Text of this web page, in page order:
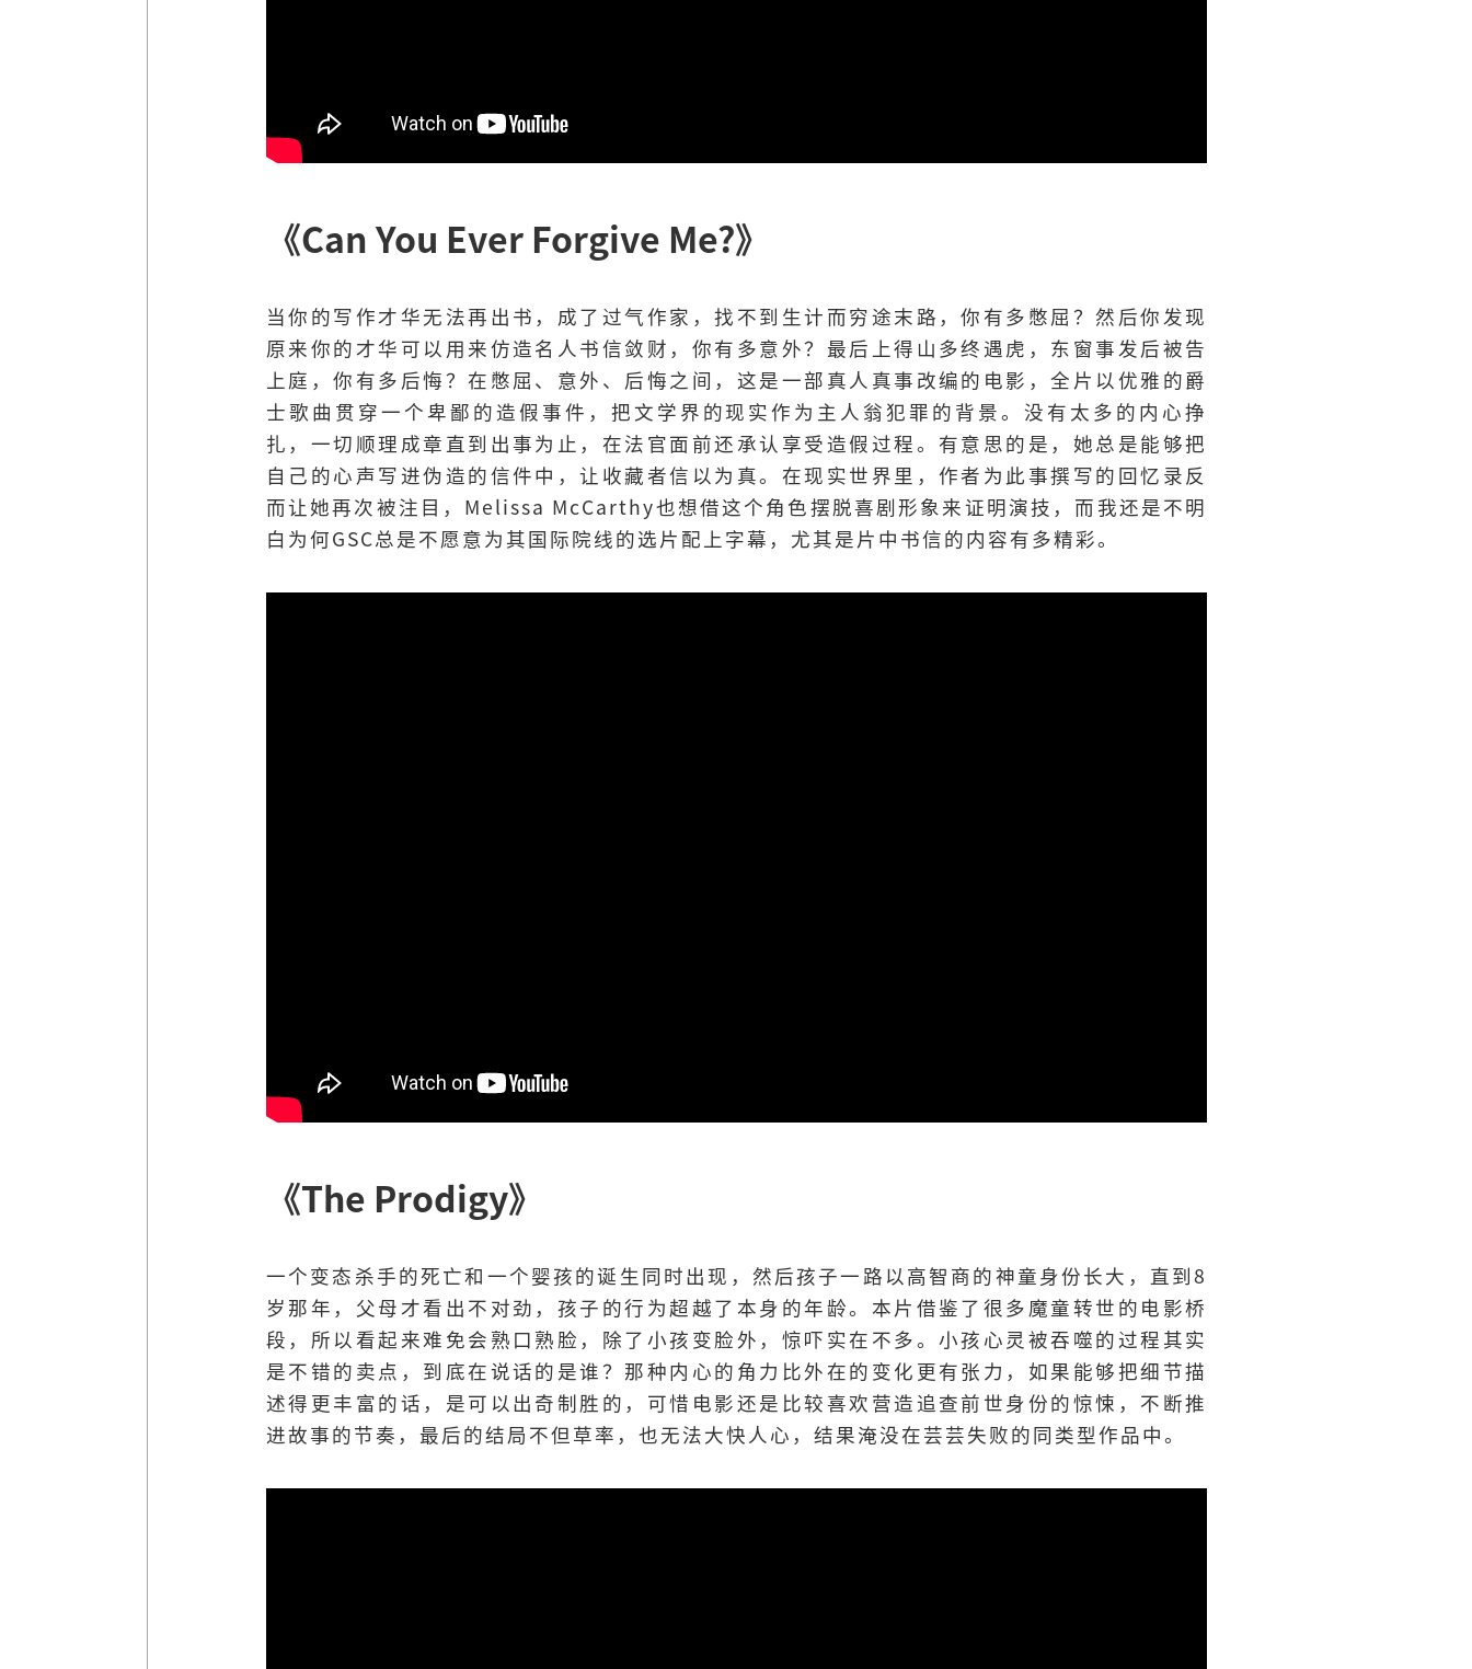
《Can You Ever Forgive Me?》
当你的写作才华无法再出书，成了过气作家，找不到生计而穷途末路，你有多憋屈？然后你发现
原来你的才华可以用来仿造名人书信敛财，你有多意外？最后上得山多终遇虎，东窗事发后被告
上庭，你有多后悔？在憋屈、意外、后悔之间，这是一部真人真事改编的电影，全片以优雅的爵
士歌曲贯穿一个卑鄙的造假事件，把文学界的现实作为主人翁犯罪的背景。没有太多的内心挣
扎，一切顺理成章直到出事为止，在法官面前还承认享受造假过程。有意思的是，她总是能够把
自己的心声写进伪造的信件中，让收藏者信以为真。在现实世界里，作者为此事撰写的回忆录反
而让她再次被注目，Melissa McCarthy也想借这个角色摆脱喜剧形象来证明演技，而我还是不明
白为何GSC总是不愿意为其国际院线的选片配上字幕，尤其是片中书信的内容有多精彩。
《The Prodigy》
一个变态杀手的死亡和一个婴孩的诞生同时出现，然后孩子一路以高智商的神童身份长大，直到8
岁那年，父母才看出不对劲，孩子的行为超越了本身的年龄。本片借鉴了很多魔童转世的电影桥
段，所以看起来难免会熟口熟脸，除了小孩变脸外，惊吓实在不多。小孩心灵被吞噬的过程其实
是不错的卖点，到底在说话的是谁？那种内心的角力比外在的变化更有张力，如果能够把细节描
述得更丰富的话，是可以出奇制胜的，可惜电影还是比较喜欢营造追查前世身份的惊悚，不断推
进故事的节奏，最后的结局不但草率，也无法大快人心，结果淹没在芸芸失败的同类型作品中。